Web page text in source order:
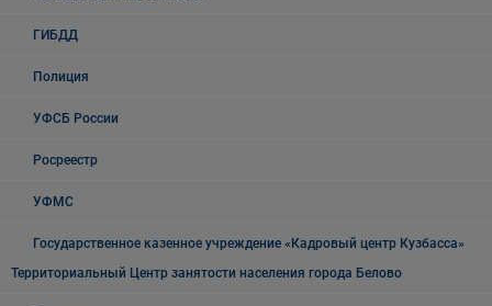
ГИБДД
Полиция
УФСБ России
Росреестр
УФМС
Государственное казенное учреждение «Кадровый центр Кузбасса»
Территориальный Центр занятости населения города Белово